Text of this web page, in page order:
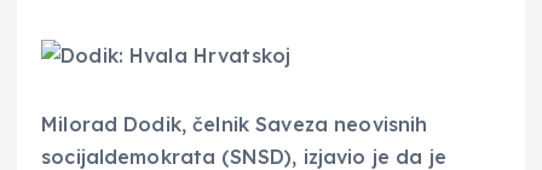
Milorad Dodik, čelnik Saveza neovisnih
socijaldemokrata (SNSD), izjavio je da je